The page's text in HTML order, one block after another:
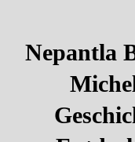
Nepantla